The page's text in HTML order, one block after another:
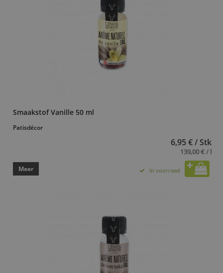
Smaakstof Vanille 50 ml
Patisdécor
6,95 € / Stk
139,00 € / l
Meer In voorraad